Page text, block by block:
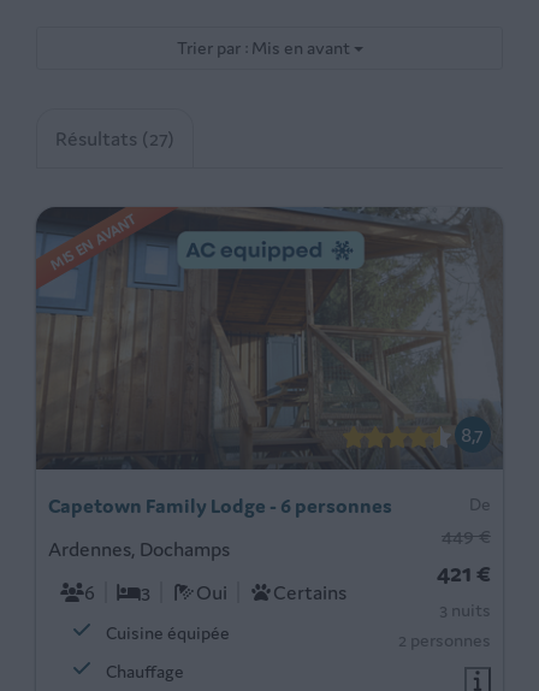
Trier par : Mis en avant
Résultats (27)
MIS EN AVANT
8,7
De
449 €
421 €
3 nuits
2 personnes
Capetown Family Lodge - 6 personnes
Ardennes, Dochamps
6
3 Oui Certains
Cuisine équipée
Chauffage